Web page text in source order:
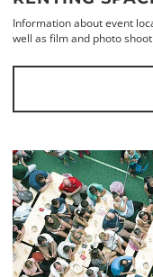
Information about event
well as film and photo